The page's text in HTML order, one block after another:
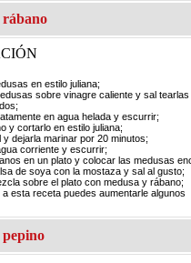
rábano
en estilo juliana;
sobre vinagre caliente y sal tearlas
en agua helada y escurrir;
y cortarlo en estilo juliana;
y dejarla marinar por 20 minutos;
corriente y escurrir;
en un plato y colocar las medusas
de soya con la mostaza y sal al gusto;
sobre el plato con medusa y rábano;
a esta receta puedes aumentarle algunos
pepino